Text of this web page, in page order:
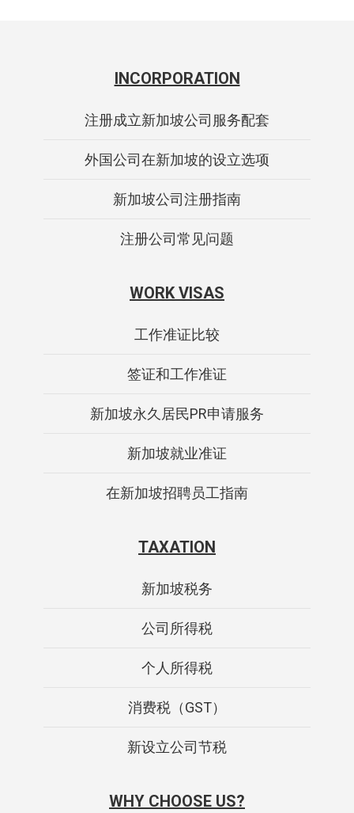
INCORPORATION
注册成立新加坡公司服务配套
外国公司在新加坡的设立选项
新加坡公司注册指南
注册公司常见问题
WORK VISAS
工作准证比较
签证和工作准证
新加坡永久居民PR申请服务
新加坡就业准证
在新加坡招聘员工指南
TAXATION
新加坡税务
公司所得税
个人所得税
消费税（GST）
新设立公司节税
WHY CHOOSE US?